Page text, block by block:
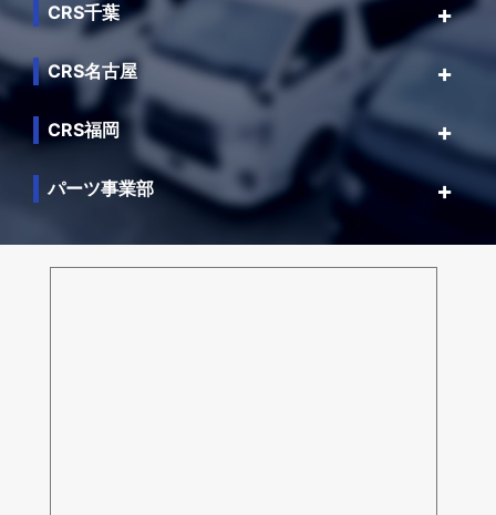
CRS千葉
CRS名古屋
CRS福岡
パーツ事業部